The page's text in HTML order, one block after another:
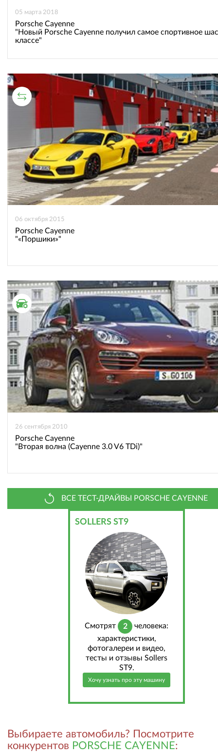
05 марта 2018
Porsche Cayenne
"Новый Porsche Cayenne получил самое спортивное
классе"
СРАВНИТЕЛЬНЫЙ ТЕСТ
06 октября 2015
Porsche Cayenne
"«Поршики»"
ТЕСТ ДРАЙВ
26 сентября 2010
Porsche Cayenne
"Вторая волна (Cayenne 3.0 V6 TDi)"
ВСЕ ТЕСТ-ДРАЙВЫ PORSCHE CAYENNE
SOLLERS ST9
Cмотрят 2
человека:
характеристики,
фотогалереи и видео,
тесты и отзывы Sollers
ST9.
Хочу узнать про эту машину
Выбираете автомобиль? Посмотрите
конкурентов PORSCHE CAYENNE: